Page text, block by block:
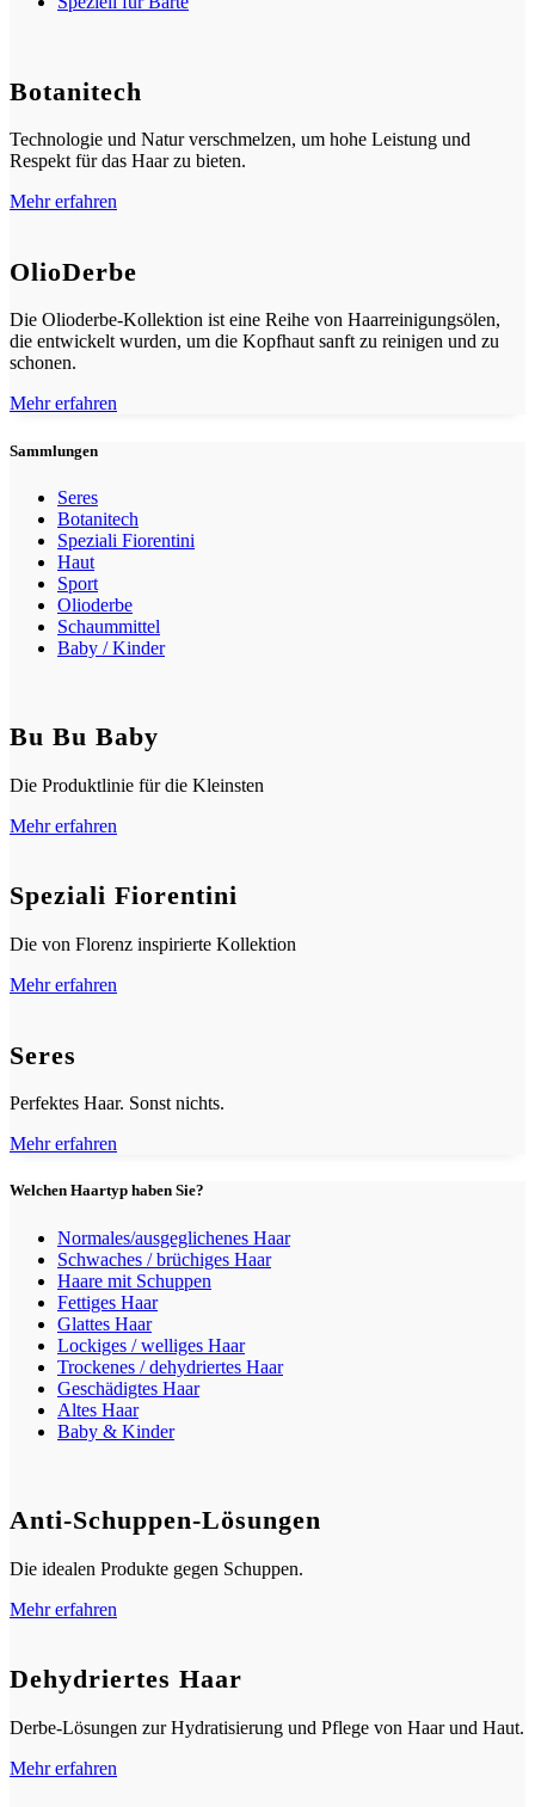
Botanitech
Technologie und Natur verschmelzen, um hohe Leistung und
Respekt für das Haar zu bieten.
Mehr erfahren
OlioDerbe
Die Olioderbe-Kollektion ist eine Reihe von Haarreinigungsölen,
die entwickelt wurden, um die Kopfhaut sanft zu reinigen und zu
schonen.
Mehr erfahren
Sammlungen
Seres
Botanitech
Speziali Fiorentini
Haut
Sport
Olioderbe
Schaummittel
Baby / Kinder
Bu Bu Baby
Die Produktlinie für die Kleinsten
Mehr erfahren
Speziali Fiorentini
Die von Florenz inspirierte Kollektion
Mehr erfahren
Seres
Perfektes Haar. Sonst nichts.
Mehr erfahren
Welchen Haartyp haben Sie?
Normales/ausgeglichenes Haar
Schwaches / brüchiges Haar
Haare mit Schuppen
Fettiges Haar
Glattes Haar
Lockiges / welliges Haar
Trockenes / dehydriertes Haar
Geschädigtes Haar
Altes Haar
Baby & Kinder
Anti-Schuppen-Lösungen
Die idealen Produkte gegen Schuppen.
Mehr erfahren
Dehydriertes Haar
Derbe-Lösungen zur Hydratisierung und Pflege von Haar und Haut.
Mehr erfahren